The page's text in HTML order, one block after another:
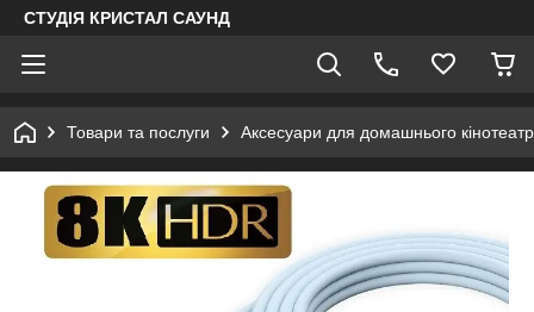
СТУДІЯ КРИСТАЛ САУНД
Товари та послуги Аксесуари для домашнього